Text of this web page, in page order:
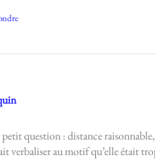
question : distance
verbaliser au motif qu’elle était